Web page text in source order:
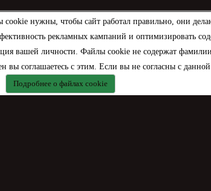
нужны, чтобы сайт работал правильно, они
рекламных кампаний и оптимизировать
вашей личности. Файлы cookie не содержат
соглашаетесь с этим. Если вы не согласны с
Подробнее о файлах cookie